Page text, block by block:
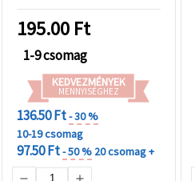
195.00 Ft
1-9 csomag
KEDVEZMÉNYEK
MENNYISÉGHEZ
136.50 Ft- 30 %
10-19 csomag
97.50 Ft- 50 % 20 csomag +